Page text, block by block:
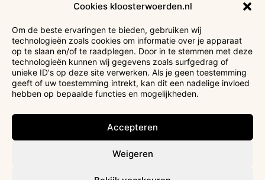
Cookies kloosterwoerden.nl
Om de beste ervaringen te bieden, gebruiken wij
technologieën zoals cookies om informatie over je apparaat
op te slaan en/of te raadplegen. Door in te stemmen met deze
technologieën kunnen wij gegevens zoals surfgedrag of
unieke ID's op deze site verwerken. Als je geen toestemming
geeft of uw toestemming intrekt, kan dit een nadelige invloed
hebben op bepaalde functies en mogelijkheden.
Accepteren
Weigeren
Inschrijvingsvoorwaarden
Bezoekersvoorwaarden
Huurvoorwaarden
Privacyverklaring
Ticketverkoop